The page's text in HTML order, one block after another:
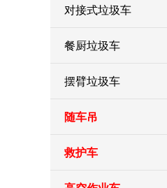
对接式垃圾车
餐厨垃圾车
摆臂垃圾车
随车吊
救护车